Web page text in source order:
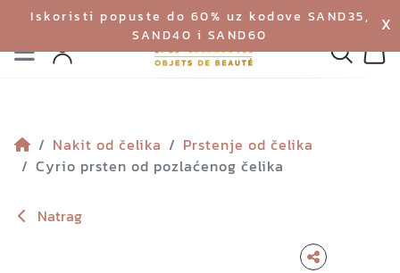
Iskoristi popuste do 60% uz kodove SAND35,
SAND40 i SAND60
X
Izbornik
Profil
Nakit od čelika
Prstenje od čelika
Cyrio prsten od pozlaćenog čelika
Natrag